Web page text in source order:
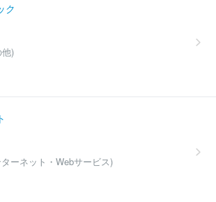
ク
)
ーネット・Webサービス)